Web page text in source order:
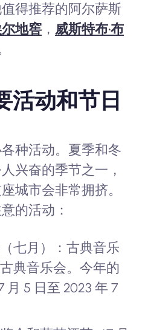
得推荐的阿尔萨斯
地窖， 威斯特布·布
活动和节日
种活动。夏季和冬
兴奋的季节之一，
城市会非常拥挤。
的活动：
（七月）：古典音乐
典音乐会。今年的
月 5 日至 2023 年 7